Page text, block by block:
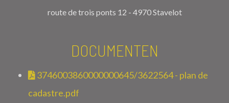
route de trois ponts 12 - 4970 Stavelot
DOCUMENTEN
3746003860000000645/3622564 - plan de
cadastre.pdf